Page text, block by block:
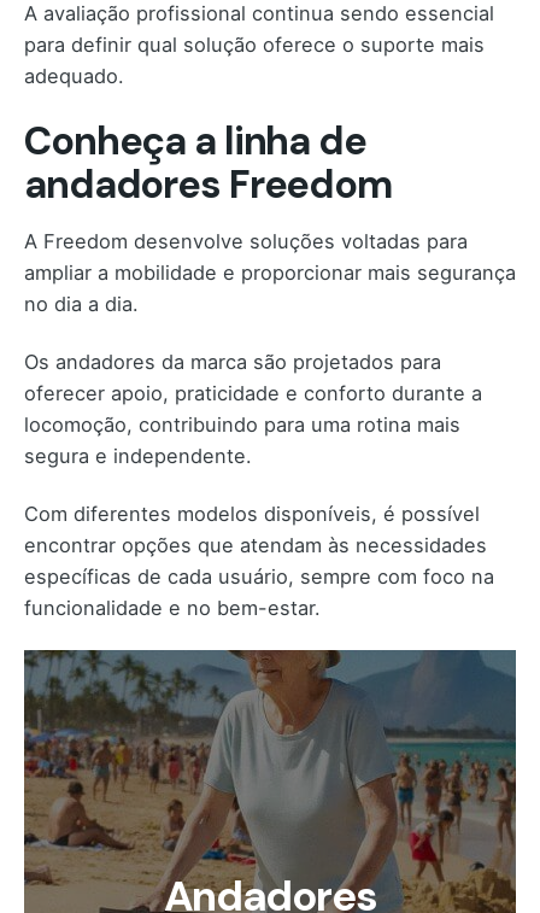
A avaliação profissional continua sendo essencial
para definir qual solução oferece o suporte mais
adequado.
Conheça a linha de
andadores Freedom
A Freedom desenvolve soluções voltadas para
ampliar a mobilidade e proporcionar mais segurança
no dia a dia.
Os andadores da marca são projetados para
oferecer apoio, praticidade e conforto durante a
locomoção, contribuindo para uma rotina mais
segura e independente.
Com diferentes modelos disponíveis, é possível
encontrar opções que atendam às necessidades
específicas de cada usuário, sempre com foco na
funcionalidade e no bem-estar.
Andadores